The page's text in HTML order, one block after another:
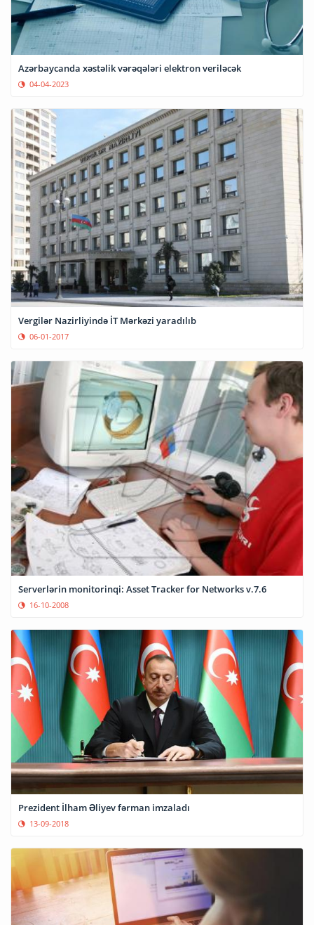
Azərbaycanda xəstəlik vərəqələri elektron veriləcək
04-04-2023
Vergilər Nazirliyində İT Mərkəzi yaradılıb
06-01-2017
Serverlərin monitorinqi: Asset Tracker for Networks v.7.6
16-10-2008
Prezident İlham Əliyev fərman imzaladı
13-09-2018